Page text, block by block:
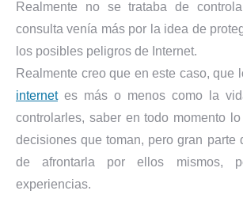
Realmente no se trataba de
consulta venía más por la idea de
los posibles peligros de Internet.
Realmente creo que en este caso, que
internetes más o menos como la
controlarles, saber en todo momento
decisiones que toman, pero gran parte
de afrontarla por ellos mismos,
experiencias.